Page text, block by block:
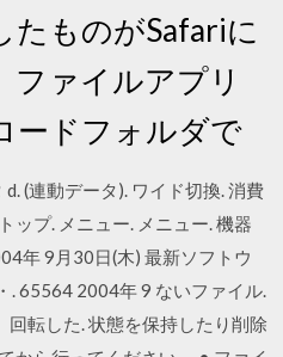
たものがSafariに
ファイルアプリ
ードフォルダで
(連動データ). ワイド切換. 消費
ップ. メニュー. メニュー. 機器
年 9月30日(木) 最新ソフトウ
. 65564 2004年 9 ないファイル.
転した. 状態を保持したり削除